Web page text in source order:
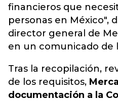
financieros que
personas en México",
director general de
en un comunicado de
Tras la recopilación,
de los requisitos,
documentación a la